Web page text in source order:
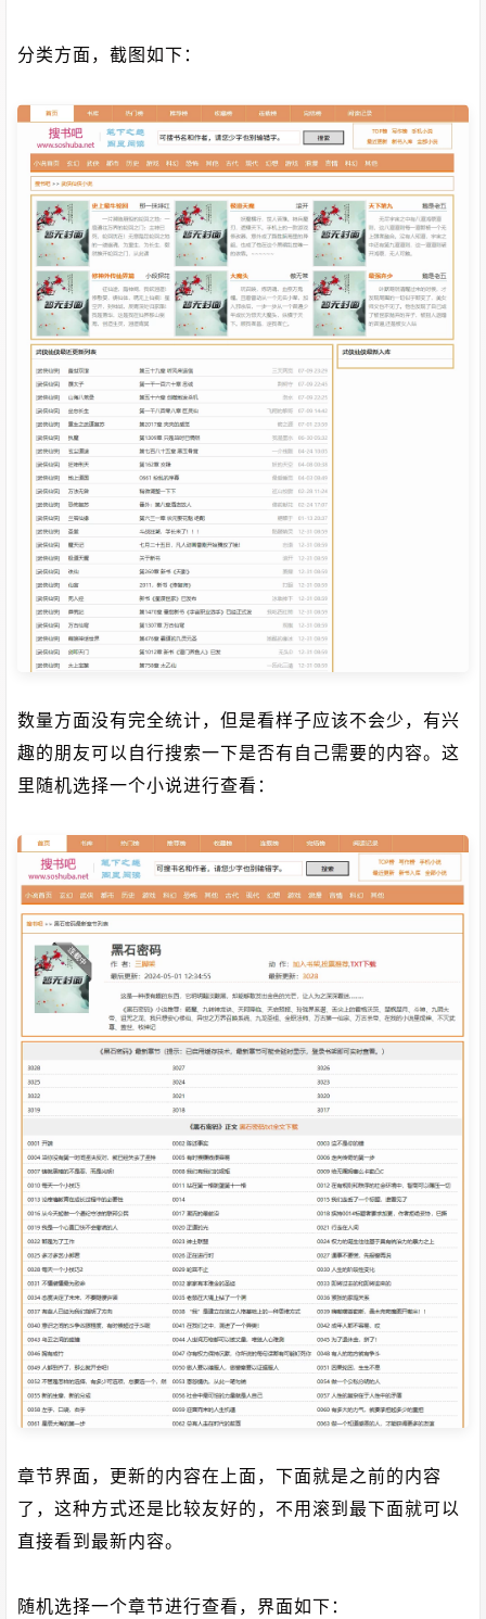
分类方面，截图如下：
数量方面没有完全统计，但是看样子应该不会少，有兴
趣的朋友可以自行搜索一下是否有自己需要的内容。这
里随机选择一个小说进行查看：
章节界面，更新的内容在上面，下面就是之前的内容
了，这种方式还是比较友好的，不用滚到最下面就可以
直接看到最新内容。
随机选择一个章节进行查看，界面如下：